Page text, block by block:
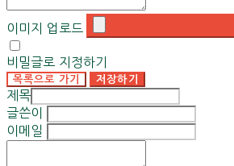
이미지 업로드
비밀글로 지정하기
목록으로 가기 저장하기
제목
글쓴이
이메일